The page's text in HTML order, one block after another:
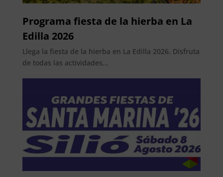
Programa fiesta de la hierba en La
Edilla 2026
Llega la fiesta de la hierba en La Edilla 2026. Disfruta
de todas las actividades...